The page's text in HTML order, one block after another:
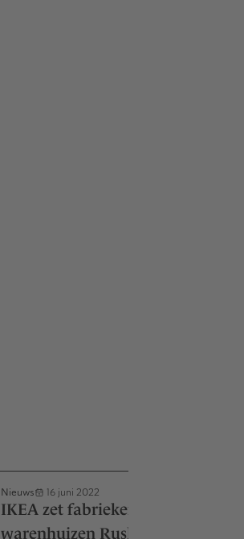
Nieuws 16 juni 2022
IKEA zet fabrieken en
warenhuizen Rusland te koop